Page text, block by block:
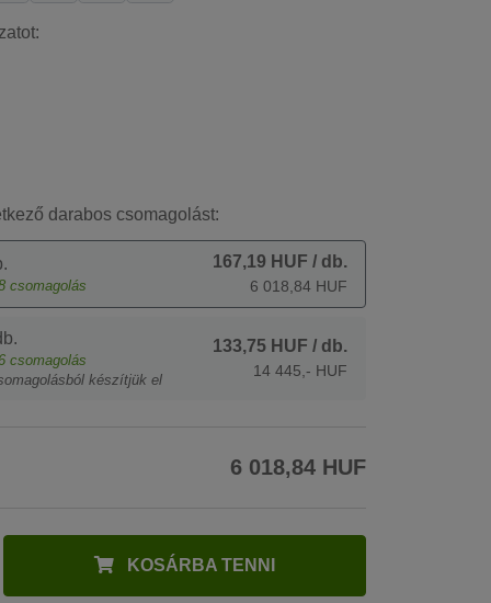
darabos csomagolást:
csomagolás
167,19 HUF / db.
6 018,84 HUF
csomagolás
készítjük el
133,75 HUF / db.
14 445,- HUF
6 018,84 HUF
KOSÁRBA TENNI